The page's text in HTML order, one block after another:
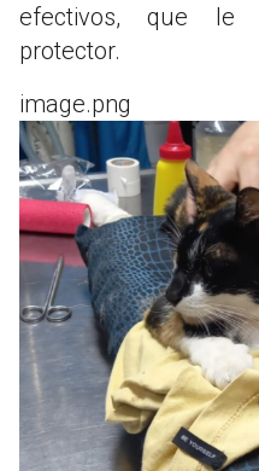
efectivos, que le
protector.
image.png